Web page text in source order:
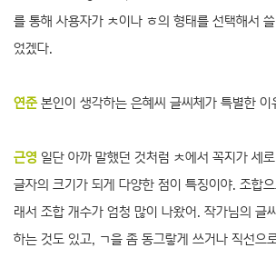
를 통해 사용자가 ㅊ이나 ㅎ의 형태를 선택해서
었겠다.
연준본인이 생각하는 은혜씨 글씨체가 특별한 이
근영 일단 아까 말했던 것처럼 ㅊ에서 꼭지가 세
글자의 크기가 되게 다양한 점이 특징이야. 조합
래서 조합 개수가 엄청 많이 나왔어. 작가님의 글
하는 것도 있고, ㄱ을 좀 동그랗게 쓰거나 직선으